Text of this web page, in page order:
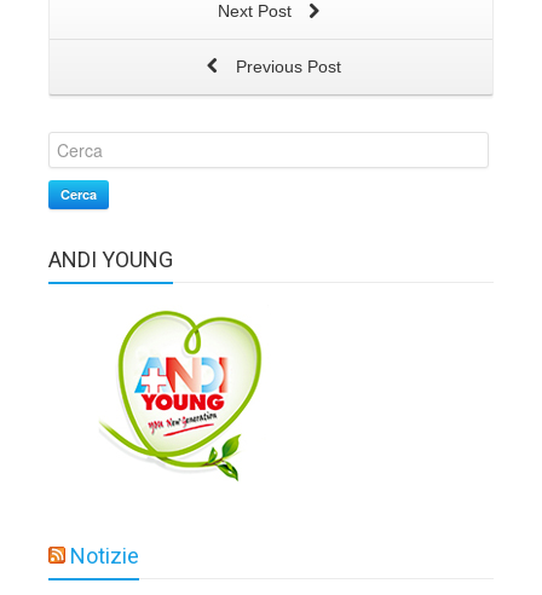
Next Post
Previous Post
Cerca
ANDI YOUNG
Notizie